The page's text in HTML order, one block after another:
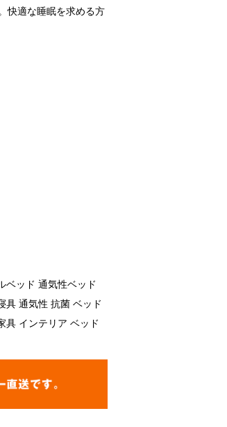
快適な睡眠を求める方
ベッド 通気性ベッド
具 通気性 抗菌 ベッド
具 インテリア ベッド